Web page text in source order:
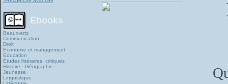
Ebooks
Beaux-arts
Communication
Droit
Economie et management
Education
Études littéraires, critiques
Histoire - Géographie
Jeunesse
Linguistique